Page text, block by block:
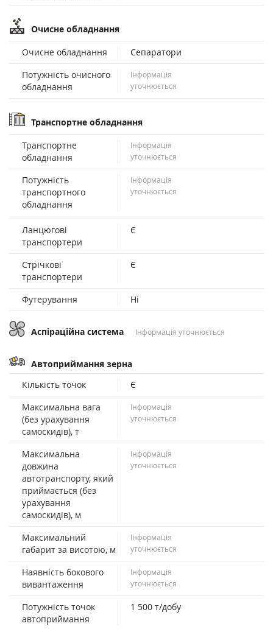
Очисне обладнання
Очисне обладнання
Сепаратори
Потужність очисного
обладнання
Інформація
уточнюється
Транспортне обладнання
Транспортне
обладнання
Інформація
уточнюється
Потужність
транспортного
обладнання
Інформація
уточнюється
Ланцюгові
транспортери
Є
Стрічкові
транспортери
Є
Футерування Ні
Аспіраційна система Інформація уточнюється
Автоприймання зерна
Кількість точок
Є
Максимальна вага
(без урахування
самоскидів), т
Інформація
уточнюється
Максимальна
довжина
автотранспорту, який
приймається (без
урахування
самоскидів), м
Інформація
уточнюється
Максимальний
габарит за висотою, м
Інформація
уточнюється
Наявність бокового
вивантаження
Інформація
уточнюється
Потужність точок
автоприймання
1 500 т/добу